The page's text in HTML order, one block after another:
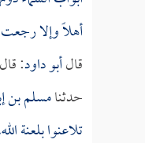
أهلاً وإلا رجعت
قالأبو داود:
حدثنامسلم بن
تلاعنوا بلعنة